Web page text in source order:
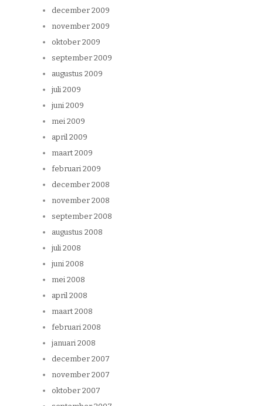
december 2009
november 2009
oktober 2009
september 2009
augustus 2009
juli 2009
juni 2009
mei 2009
april 2009
maart 2009
februari 2009
december 2008
november 2008
september 2008
augustus 2008
juli 2008
juni 2008
mei 2008
april 2008
maart 2008
februari 2008
januari 2008
december 2007
november 2007
oktober 2007